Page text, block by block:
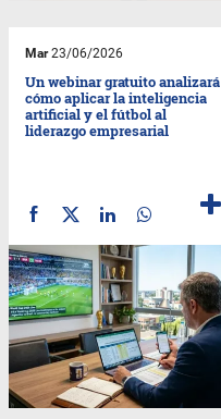
Mar23/06/2026
Un webinar gratuito analizará
cómo aplicar la inteligencia
artificial y el fútbol al
liderazgo empresarial